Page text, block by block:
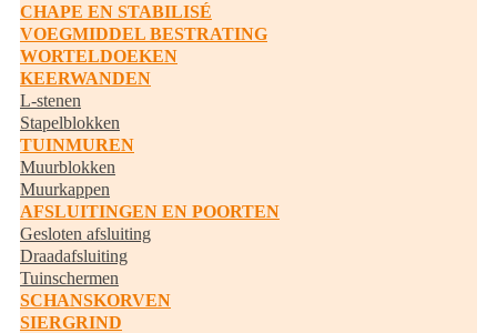
CHAPE EN STABILISÉ
VOEGMIDDEL BESTRATING
WORTELDOEKEN
KEERWANDEN
L-stenen
Stapelblokken
TUINMUREN
Muurblokken
Muurkappen
AFSLUITINGEN EN POORTEN
Gesloten afsluiting
Draadafsluiting
Tuinschermen
SCHANSKORVEN
SIERGRIND